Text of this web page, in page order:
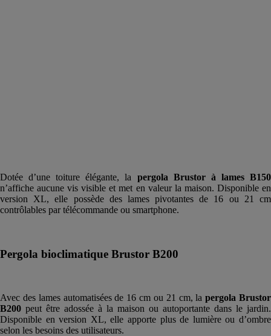
Dotée d’une toiture élégante, la pergola Brustor à lames B150
n’affiche aucune vis visible et met en valeur la maison. Disponible en
version XL, elle possède des lames pivotantes de 16 ou 21 cm
contrôlables par télécommande ou smartphone.
Pergola bioclimatique Brustor B200
Avec des lames automatisées de 16 cm ou 21 cm, lapergola Brustor
B200 peut être adossée à la maison ou autoportante dans le jardin.
Disponible en version XL, elle apporte plus de lumière ou d’ombre
selon les besoins des utilisateurs.